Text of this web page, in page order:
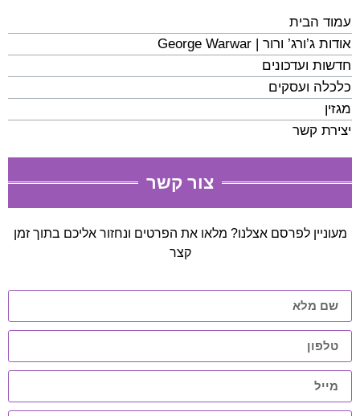
עמוד הבית
אודות ג’ורג’ ורור | George Warwar
חדשות ועדכונים
כלכלה ועסקים
מגזין
יצירת קשר
צור קשר
מעוניין לפרסם אצלנו? מלאו את הפרטים ונחזור אליכם בתוך זמן
קצר